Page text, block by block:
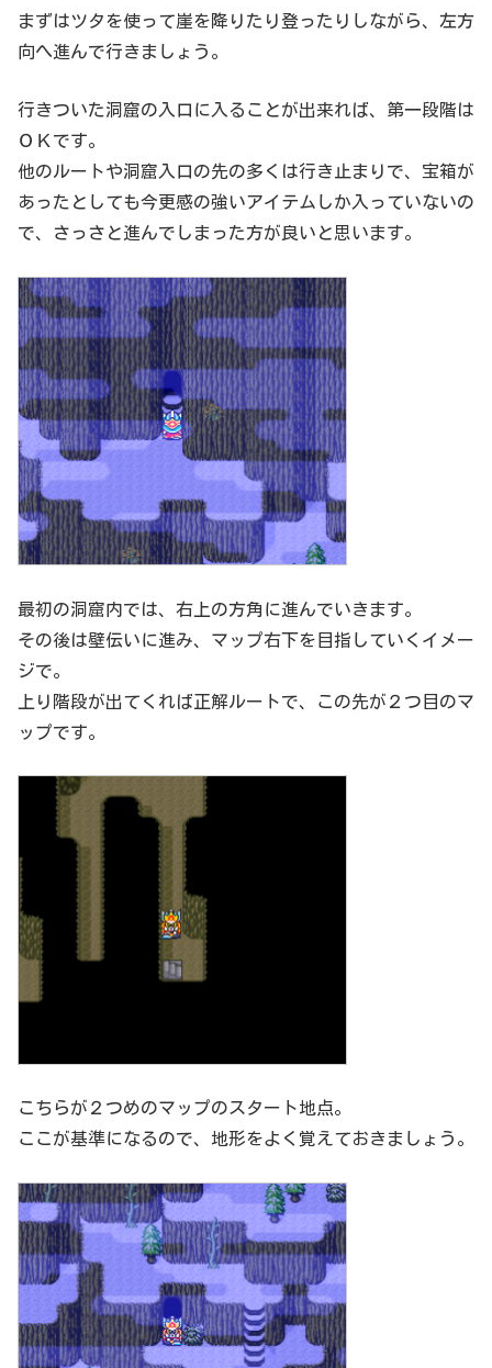
まずはツタを使って崖を降りたり登ったりしながら、左方
向へ進んで行きましょう。
行きついた洞窟の入口に入ることが出来れば、第一段階は
ＯＫです。
他のルートや洞窟入口の先の多くは行き止まりで、宝箱が
あったとしても今更感の強いアイテムしか入っていないの
で、さっさと進んでしまった方が良いと思います。
最初の洞窟内では、右上の方角に進んでいきます。
その後は壁伝いに進み、マップ右下を目指していくイメー
ジで。
上り階段が出てくれば正解ルートで、この先が２つ目のマ
ップです。
こちらが２つめのマップのスタート地点。
ここが基準になるので、地形をよく覚えておきましょう。